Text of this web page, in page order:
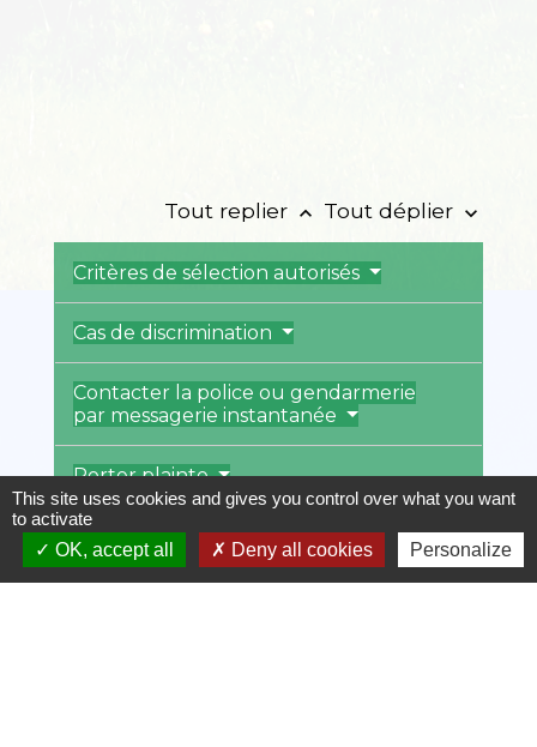
Tout replier keyboard_arrow_up Tout déplier keyboard_arrow_down
Critères de sélection autorisés
Cas de discrimination
Contacter la police ou gendarmerie
par messagerie instantanée
Porter plainte
Sanctions
This site uses cookies and gives you control over what you want
to activate
OK, accept all
Deny all cookies Personalize